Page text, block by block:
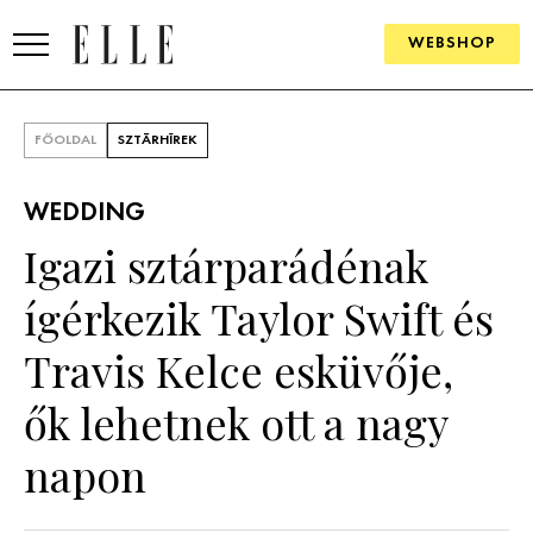
WEBSHOP
SZÉPSÉG
KULTÚRA
PSZICHÉ
FŐOLDAL SZTÁRHÍREK
WEDDING
Igazi sztárparádénak
ígérkezik Taylor Swift és
Travis Kelce esküvője,
ők lehetnek ott a nagy
napon